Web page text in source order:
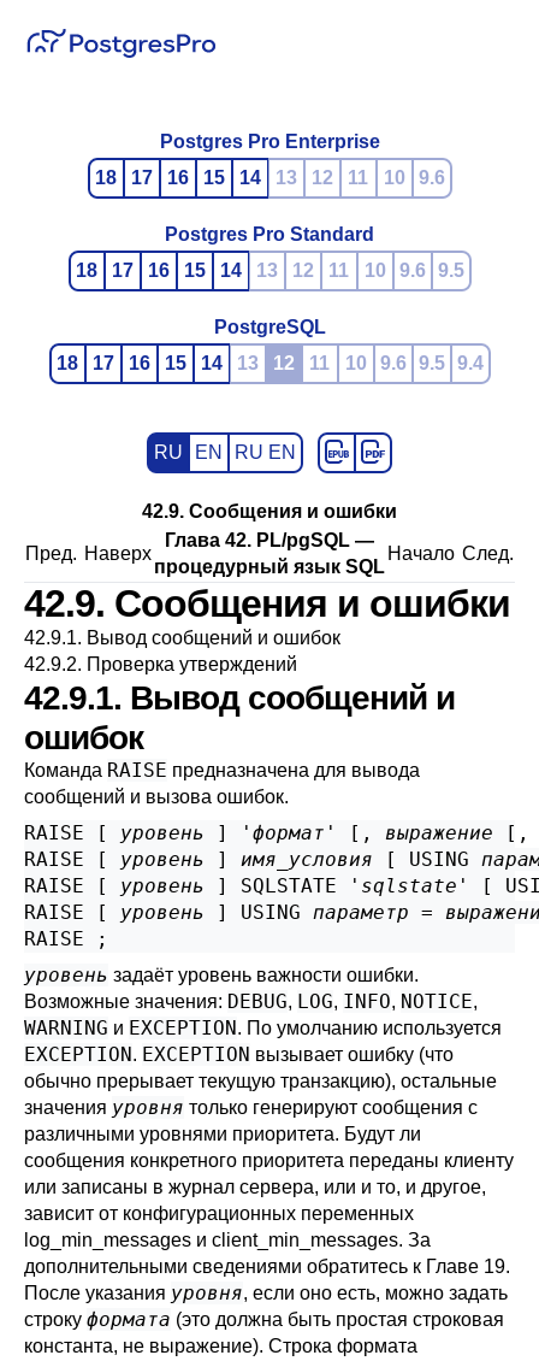
Postgres Pro Enterprise
18
17 16 15 14 13 12 11 10 9.6
Postgres Pro Standard
18
17 16 15 14 13 12 11 10 9.6 9.5
PostgreSQL
18
17 16 15 14 13 12 11 10 9.6 9.5 9.4
RU EN RU EN
42.9. Сообщения и ошибки
Пред. Наверх
Глава 42. PL/pgSQL —
процедурный язык SQL
Начало След.
42.9. Сообщения и ошибки
42.9.1. Вывод сообщений и ошибок
42.9.2. Проверка утверждений
42.9.1. Вывод сообщений и
ошибок
Команда RAISE предназначена для вывода
сообщений и вызова ошибок.
RAISE [ уровень ] ' формат ' [ , выражение [
RAISE [
уровень ] имя_условия [ USING
RAISE [
уровень ] SQLSTATE ' sqlstate ' [
RAISE [
уровень ] USING параметр =
уровень задаёт уровень важности ошибки.
Возможные значения: DEBUG, LOG, INFO, NOTICE,
WARNING и EXCEPTION. По умолчанию используется
EXCEPTION. EXCEPTION вызывает ошибку (что
обычно прерывает текущую транзакцию), остальные
значения уровня только генерируют сообщения с
различными уровнями приоритета. Будут ли
сообщения конкретного приоритета переданы клиенту
или записаны в журнал сервера, или и то, и другое,
зависит от конфигурационных переменных
log_min_messages и client_min_messages. За
дополнительными сведениями обратитесь к Главе 19.
После указания уровня, если оно есть, можно задать
строку формата (это должна быть простая строковая
константа, не выражение). Строка формата